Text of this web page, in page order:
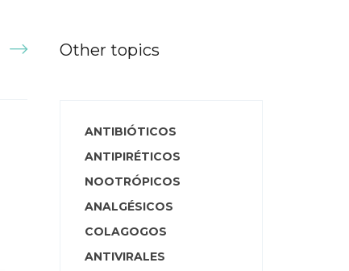
Other topics
ANTIBIÓTICOS
ANTIPIRÉTICOS
NOOTRÓPICOS
ANALGÉSICOS
COLAGOGOS
ANTIVIRALES